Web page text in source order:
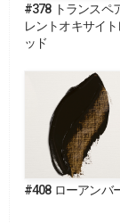
#378 トランスペ
レントオキサイト
ッド
#408 ローアンバ